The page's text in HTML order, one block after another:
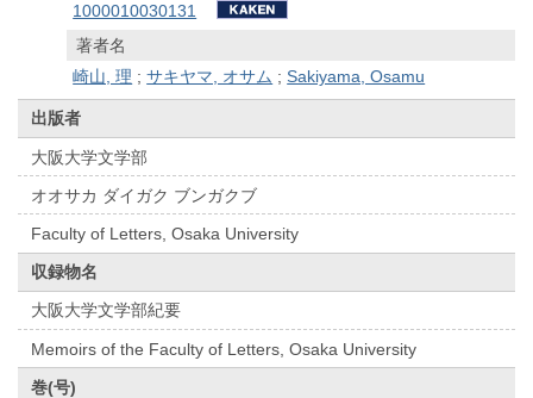
1000010030131
著者名
崎山, 理 ;サキヤマ, オサム ;Sakiyama, Osamu
出版者
大阪大学文学部
オオサカ ダイガク ブンガクブ
Faculty of Letters, Osaka University
収録物名
大阪大学文学部紀要
Memoirs of the Faculty of Letters, Osaka University
巻(号)